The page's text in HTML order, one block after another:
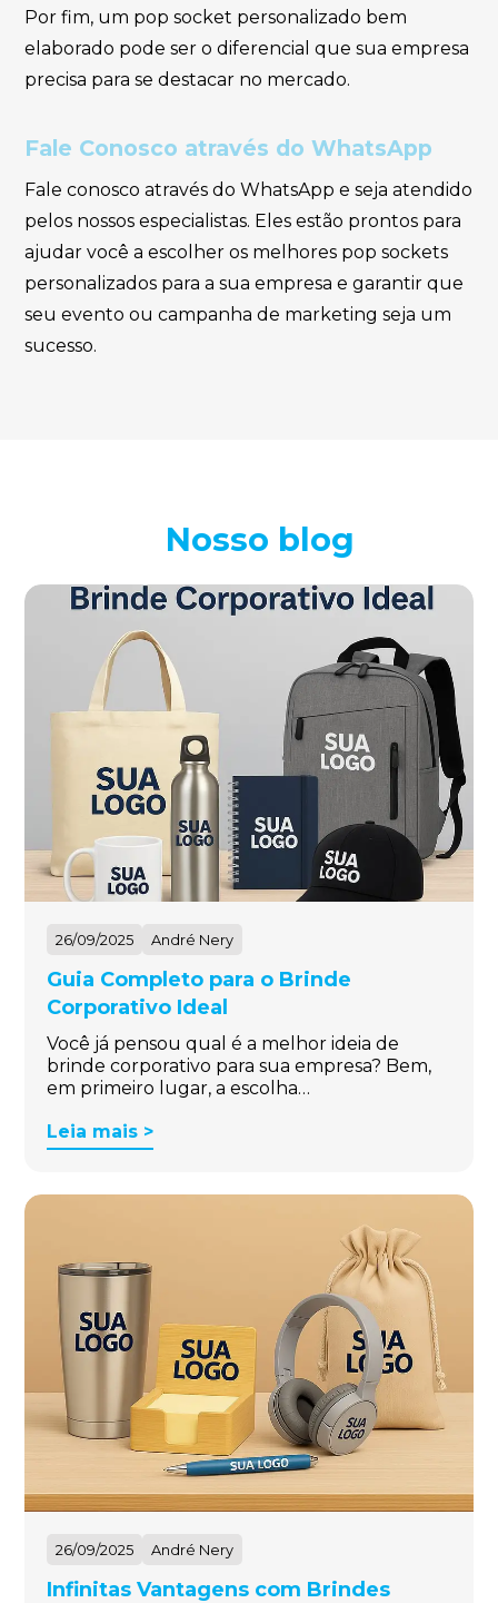
Por fim, um pop socket personalizado bem
elaborado pode ser o diferencial que sua empresa
precisa para se destacar no mercado.
Fale Conosco através do WhatsApp
Fale conosco através do WhatsApp e seja atendido
pelos nossos especialistas. Eles estão prontos para
ajudar você a escolher os melhores pop sockets
personalizados para a sua empresa e garantir que
seu evento ou campanha de marketing seja um
sucesso.
Nosso blog
26/09/2025 André Nery
Guia Completo para o Brinde
Corporativo Ideal
Você já pensou qual é a melhor ideia de
brinde corporativo para sua empresa? Bem,
em primeiro lugar, a escolha…
Leia mais >
26/09/2025 André Nery
Infinitas Vantagens com Brindes